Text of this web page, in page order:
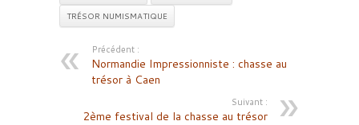
TRÉSOR NUMISMATIQUE
Précédent :
Normandie Impressionniste : chasse au
trésor à Caen
Suivant :
2ème festival de la chasse au trésor